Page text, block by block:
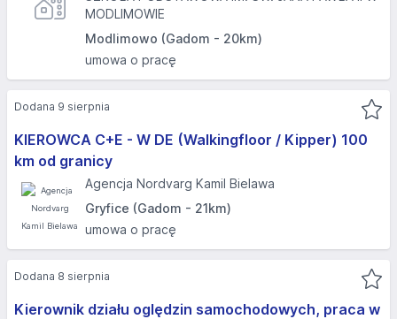
MODLIMOWIE
Modlimowo (Gadom - 20km)
umowa o pracę
KIEROWCA C+E - W DE (Walkingfloor / Kipper) 100
km od granicy
Agencja Nordvarg Kamil Bielawa
Gryfice (Gadom - 21km)
umowa o pracę
Dodana 9 sierpnia
Kierownik działu oględzin samochodowych, praca w
Dodana 8 sierpnia